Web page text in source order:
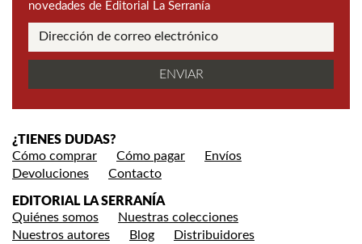
novedades de Editorial La Serranía
¿TIENES DUDAS?
Cómo comprar
Cómo pagar
Envíos
Devoluciones
Contacto
EDITORIAL LA SERRANÍA
Quiénes somos
Nuestras colecciones
Nuestros autores
Blog Distribuidores